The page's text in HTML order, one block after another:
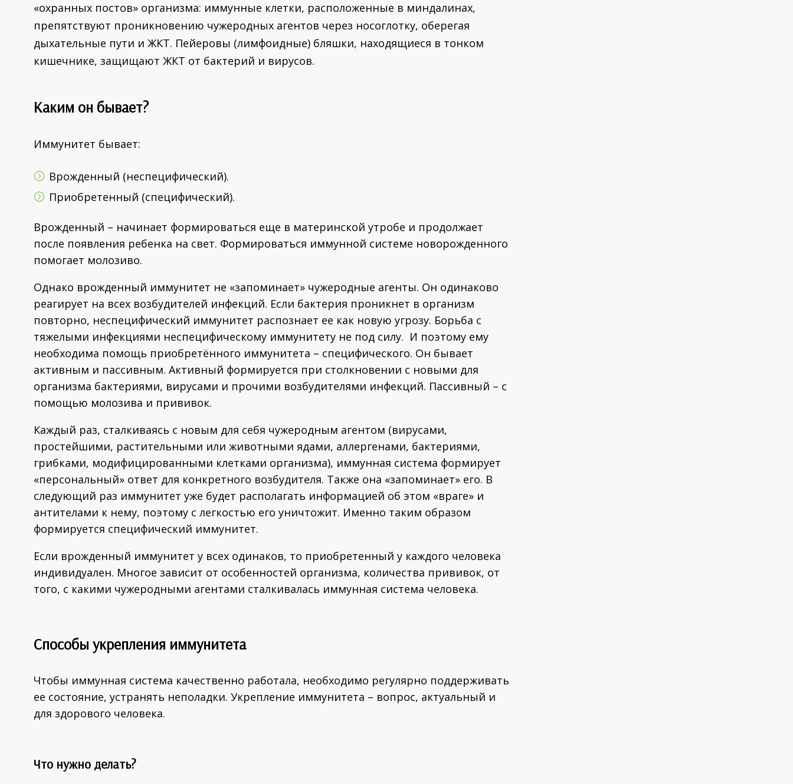
«охранных постов» организма: иммунные клетки, расположенные в миндалинах,
препятствуют проникновению чужеродных агентов через носоглотку, оберегая
дыхательные пути и ЖКТ. Пейеровы (лимфоидные) бляшки, находящиеся в тонком
кишечнике, защищают ЖКТ от бактерий и вирусов.
Каким он бывает?
Иммунитет бывает:
Врожденный (неспецифический).
Приобретенный (специфический).
Врожденный – начинает формироваться еще в материнской утробе и продолжает
после появления ребенка на свет. Формироваться иммунной системе новорожденного
помогает молозиво.
Однако врожденный иммунитет не «запоминает» чужеродные агенты. Он одинаково
реагирует на всех возбудителей инфекций. Если бактерия проникнет в организм
повторно, неспецифический иммунитет распознает ее как новую угрозу. Борьба с
тяжелыми инфекциями неспецифическому иммунитету не под силу. И поэтому ему
необходима помощь приобретённого иммунитета – специфического. Он бывает
активным и пассивным. Активный формируется при столкновении с новыми для
организма бактериями, вирусами и прочими возбудителями инфекций. Пассивный – с
помощью молозива и прививок.
Каждый раз, сталкиваясь с новым для себя чужеродным агентом (вирусами,
простейшими, растительными или животными ядами, аллергенами, бактериями,
грибками, модифицированными клетками организма), иммунная система формирует
«персональный» ответ для конкретного возбудителя. Также она «запоминает» его. В
следующий раз иммунитет уже будет располагать информацией об этом «враге» и
антителами к нему, поэтому с легкостью его уничтожит. Именно таким образом
формируется специфический иммунитет.
Если врожденный иммунитет у всех одинаков, то приобретенный у каждого человека
индивидуален. Многое зависит от особенностей организма, количества прививок, от
того, с какими чужеродными агентами сталкивалась иммунная система человека.
Способы укрепления иммунитета
Чтобы иммунная система качественно работала, необходимо регулярно поддерживать
ее состояние, устранять неполадки. Укрепление иммунитета – вопрос, актуальный и
для здорового человека.
Что нужно делать?